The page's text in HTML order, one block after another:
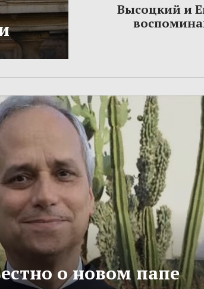
Высоцкий и
о новом папе